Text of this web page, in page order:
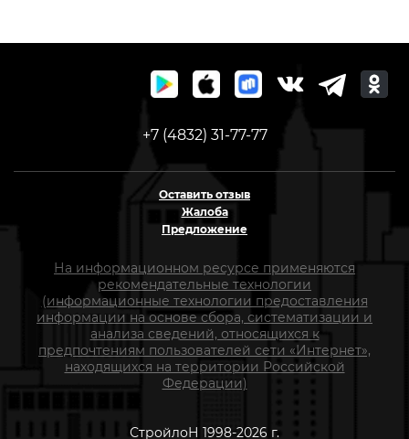
+7 (4832) 31-77-77
Оставить отзыв
Жалоба
Предложение
На информационном ресурсе применяются
рекомендательные технологии
(информационные технологии предоставления
информации на основе сбора, систематизации и
анализа сведений, относящихся к
предпочтениям пользователей сети «Интернет»,
находящихся на территории Российской
Федерации)
СтройлоН 1998-2026 г.